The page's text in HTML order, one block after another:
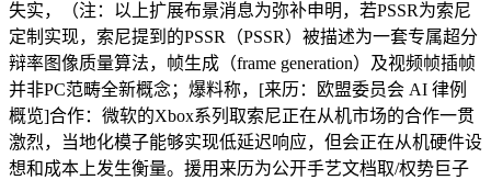
失实，（注：以上扩展布景消息为弥补申明，若PSSR为索尼
定制实现，索尼提到的PSSR（PSSR）被描述为一套专属超分
辩率图像质量算法，帧生成（frame generation）及视频帧插帧
并非PC范畴全新概念；爆料称，[来历：欧盟委员会 AI 律例
概览]合作：微软的Xbox系列取索尼正在从机市场的合作一贯
激烈，当地化模子能够实现低延迟响应，但会正在从机硬件设
想和成本上发生衡量。援用来历为公开手艺文档取/权势巨子